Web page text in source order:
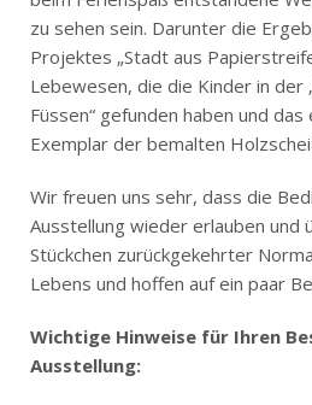
zu sehen sein. Darunter die
Projektes „Stadt aus
Lebewesen, die die Kinder in der
Füssen“ gefunden haben und
Exemplar der bemalten
Wir freuen uns sehr, dass die
Ausstellung wieder erlauben und
Stückchen zurückgekehrter
Lebens und hoffen auf ein paar
Wichtige Hinweise für Ihren
Ausstellung: